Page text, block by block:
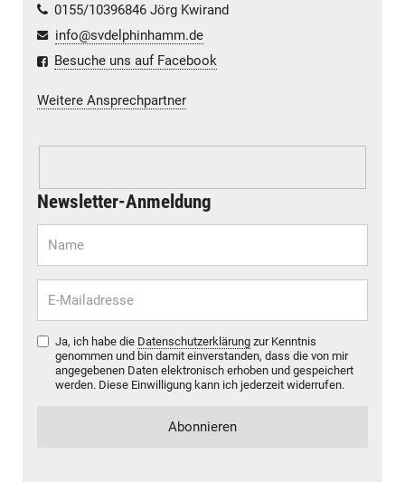
0155/10396846 Jörg Kwirand
info@svdelphinhamm.de
Besuche uns auf Facebook
Weitere Ansprechpartner
Newsletter-Anmeldung
Ja, ich habe die Datenschutzerklärung zur Kenntnis
genommen und bin damit einverstanden, dass die von mir
angegebenen Daten elektronisch erhoben und gespeichert
werden. Diese Einwilligung kann ich jederzeit widerrufen.